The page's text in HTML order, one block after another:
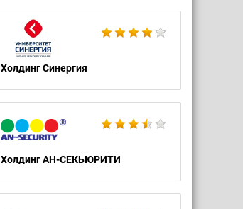
Холдинг Синергия
Холдинг АН-СЕКЬЮРИТИ